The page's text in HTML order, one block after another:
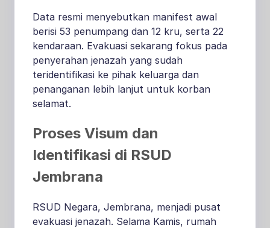
Data resmi menyebutkan manifest awal
berisi 53 penumpang dan 12 kru, serta 22
kendaraan. Evakuasi sekarang fokus pada
penyerahan jenazah yang sudah
teridentifikasi ke pihak keluarga dan
penanganan lebih lanjut untuk korban
selamat.
Proses Visum dan
Identifikasi di RSUD
Jembrana
RSUD Negara, Jembrana, menjadi pusat
evakuasi jenazah. Selama Kamis, rumah